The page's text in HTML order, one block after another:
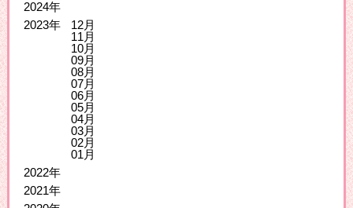
2024年
2023年
12月
11月
10月
09月
08月
07月
06月
05月
04月
03月
02月
01月
2022年
2021年